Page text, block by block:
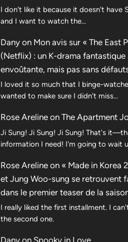
I don't like it because it doesn't have
and I want to watch the...
Dany on Mon avis sur « The East
(Netflix) : un K-drama fantastique
envoûtante, mais pas sans
I loved it so much that I binge-
wanted to make sure I didn't miss…
Rose Areline on The Apartment
Ji Sung! Ji Sung! Ji Sung! That's
information I need! I'm going to wait
Rose Areline on « Made in Korea
et Jung Woo-sung se retrouvent
dans le premier teaser de la
I really liked the first installment. I
the second one.